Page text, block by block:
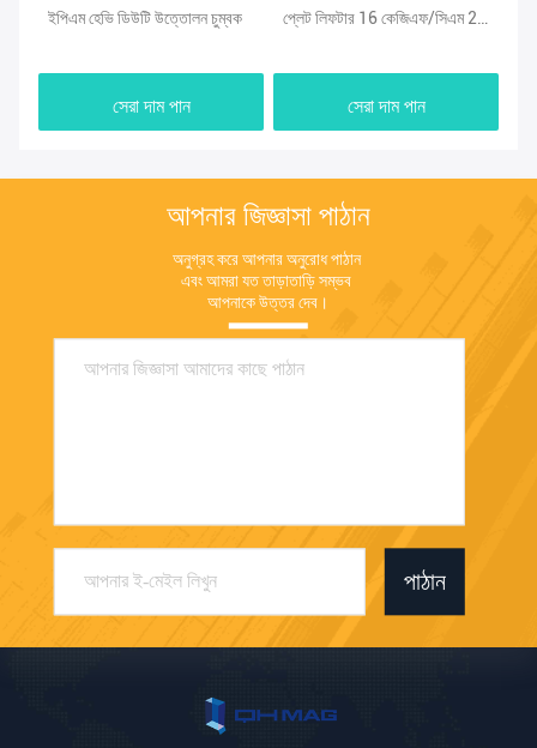
ইপিএম হেভি ডিউটি ​​উত্তোলন চুম্বক
সেরা দাম পান
প্লেট লিফটার 16 কেজিএফ/সিএম 2
সেরা দাম পান
আপনার জিজ্ঞাসা পাঠান
অনুগ্রহ করে আপনার অনুরোধ পাঠান
এবং আমরা যত তাড়াতাড়ি সম্ভব
আপনাকে উত্তর দেব।
পাঠান